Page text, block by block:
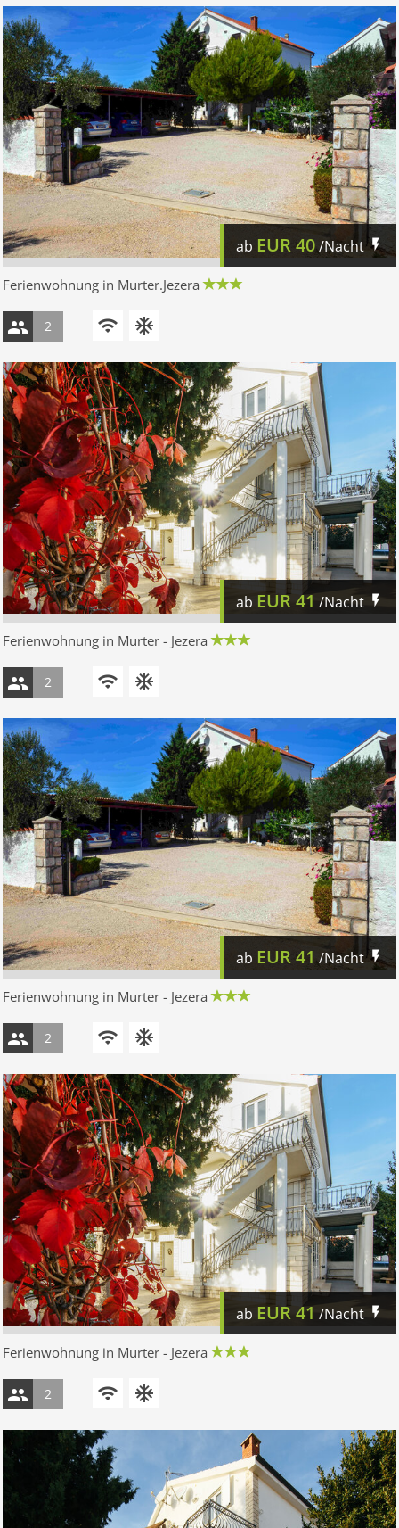
ab EUR40/Nacht
Ferienwohnung in Murter.Jezera
2
ab EUR41 /Nacht
Ferienwohnung in Murter - Jezera
2
ab EUR41/Nacht
Ferienwohnung in Murter - Jezera
2
ab EUR41 /Nacht
Ferienwohnung in Murter - Jezera
2